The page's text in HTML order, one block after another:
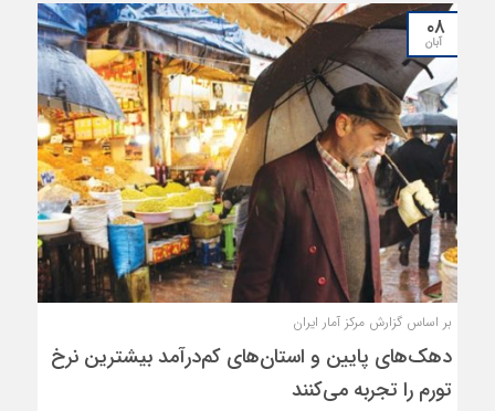
در نیم‌دهه اخیر تورم خوراکی‌ها سه پله بالا رفته است. بر این اساس، میانگین
تورم خوراکی‌ها طی سال‌های ۱۳۹۱ تا ۱۳۹۶ حدود ۲۱درصد بوده است که این
میانگین در سال۱۳۹۷ تا ۱۴۰۲ به محدوده ۵۰درصد رسیده است. بنابراین نرخ
تورم خوراکی‌ها وارد یک عصر جدید شده است. اگرچه سیاستگذار سعی کرد در
سال‌های اخیر با شارژ یارانه نقدی، کمی از شدت اثر بالا بودن تورم بر سفره
خانوار بکاهد، اما بررسی‌ها نشان می‌دهد که در سال‌های اخیر همچنان روند
خط فقر صعودی بوده و برای حمایت از خانوارهای کم‌درآمد، نیاز است از سطح
بالای تورم کاسته شود و در گام نخست، میانگین تورم به سطوح قبلی بازگردد.
۰۸
آبان
بر اساس گزارش مرکز آمار ایران
دهک‌های پایین و استان‌های کم‌درآمد بیشترین نرخ
تورم را تجربه می‌کنند